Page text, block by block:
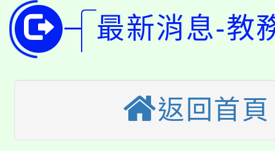
代理(課)教師甄選結果(
「2026金融保險知識
車」活動
桃園市115學年度學生
生本土語及新住民語歌
代理(課)教師甄選結果
公告本校115學年度第
代理(課)教師甄選結果(
轉知中國文化大學推廣
最新消息-教
返回首頁